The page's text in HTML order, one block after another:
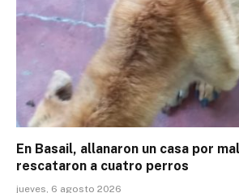
En Basail, allanaron un casa por
rescataron a cuatro perros
jueves, 6 agosto 2026